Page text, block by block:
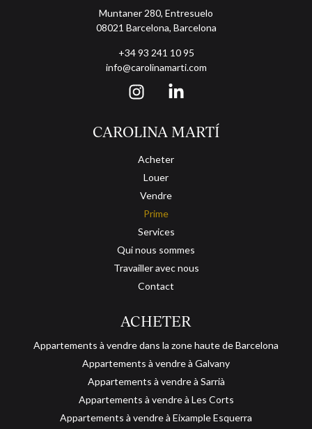
visiter. Appelez-nous et planifiez votre rendez-vous.
Muntaner 280, Entresuelo
08021 Barcelona, Barcelona
+34 93 241 10 95
info@carolinamarti.com
CAROLINA MARTÍ
Acheter
Louer
Vendre
Prime
Services
Qui nous sommes
Travailler avec nous
Contact
ACHETER
Appartements à vendre dans la zone haute de Barcelona
Appartements à vendre à Galvany
Appartements à vendre à Sarrià
Appartements à vendre à Les Corts
Appartements à vendre à Eixample Esquerra